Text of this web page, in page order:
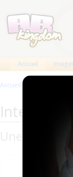
Accueil
Accueil >
Interview
Une